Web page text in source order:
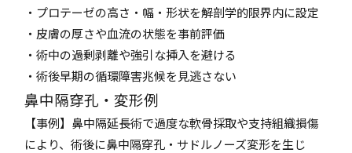
・プロテーゼの高さ・幅・形状を解剖学的限界内に設定
・皮膚の厚さや血流の状態を事前評価
・術中の過剰剥離や強引な挿入を避ける
・術後早期の循環障害兆候を見逃さない
鼻中隔穿孔・変形例
【事例】鼻中隔延長術で過度な軟骨採取や支持組織損傷
により、術後に鼻中隔穿孔・サドルノーズ変形を生じ